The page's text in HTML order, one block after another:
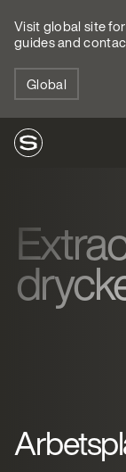
Visit global site
guides and
Global